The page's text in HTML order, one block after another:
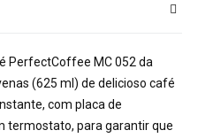
PerfectCoffee MC 052 da
(625 ml) de delicioso café
com placa de
termostato, para garantir que